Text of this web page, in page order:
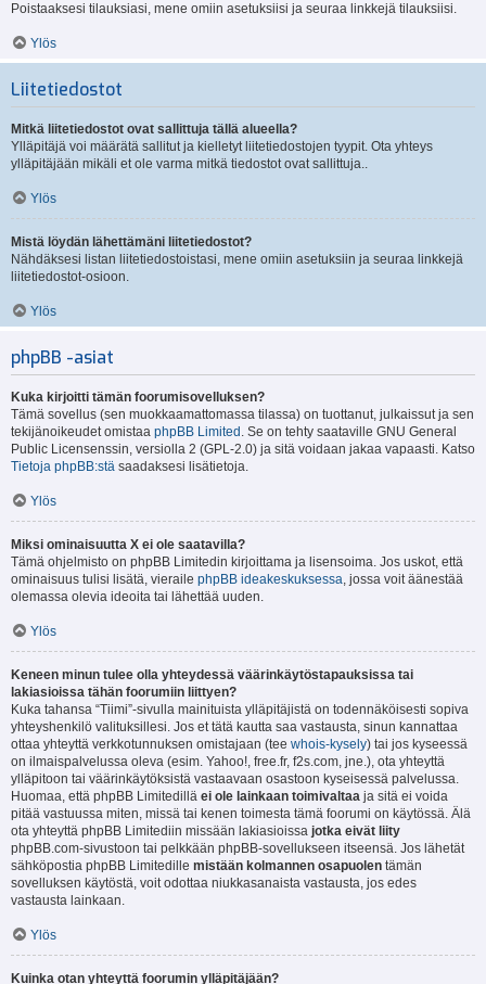
Poistaaksesi tilauksiasi, mene omiin asetuksiisi ja seuraa linkkejä tilauksiisi.
Ylös
Liitetiedostot
Mitkä liitetiedostot ovat sallittuja tällä alueella?
Ylläpitäjä voi määrätä sallitut ja kielletyt liitetiedostojen tyypit. Ota yhteys
ylläpitäjään mikäli et ole varma mitkä tiedostot ovat sallittuja..
Ylös
Mistä löydän lähettämäni liitetiedostot?
Nähdäksesi listan liitetiedostoistasi, mene omiin asetuksiin ja seuraa linkkejä
liitetiedostot-osioon.
Ylös
phpBB -asiat
Kuka kirjoitti tämän foorumisovelluksen?
Tämä sovellus (sen muokkaamattomassa tilassa) on tuottanut, julkaissut ja sen
tekijänoikeudet omistaa phpBB Limited . Se on tehty saataville GNU General
Public Licensenssin, versiolla 2 (GPL-2.0) ja sitä voidaan jakaa vapaasti. Katso
Tietoja phpBB:stä saadaksesi lisätietoja.
Ylös
Miksi ominaisuutta X ei ole saatavilla?
Tämä ohjelmisto on phpBB Limitedin kirjoittama ja lisensoima. Jos uskot, että
ominaisuus tulisi lisätä, vieraile phpBB ideakeskuksessa, jossa voit äänestää
olemassa olevia ideoita tai lähettää uuden.
Ylös
Keneen minun tulee olla yhteydessä väärinkäytöstapauksissa tai
lakiasioissa tähän foorumiin liittyen?
Kuka tahansa “Tiimi”-sivulla mainituista ylläpitäjistä on todennäköisesti sopiva
yhteyshenkilö valituksillesi. Jos et tätä kautta saa vastausta, sinun kannattaa
ottaa yhteyttä verkkotunnuksen omistajaan (tee whois-kysely) tai jos kyseessä
on ilmaispalvelussa oleva (esim. Yahoo!, free.fr, f2s.com, jne.), ota yhteyttä
ylläpitoon tai väärinkäytöksistä vastaavaan osastoon kyseisessä palvelussa.
Huomaa, että phpBB Limitedillä ei ole lainkaan toimivaltaa ja sitä ei voida
pitää vastuussa miten, missä tai kenen toimesta tämä foorumi on käytössä. Älä
ota yhteyttä phpBB Limitediin missään lakiasioissa jotka eivät liity
phpBB.com-sivustoon tai pelkkään phpBB-sovellukseen itseensä. Jos lähetät
sähköpostia phpBB Limitedille mistään kolmannen osapuolen tämän
sovelluksen käytöstä, voit odottaa niukkasanaista vastausta, jos edes
vastausta lainkaan.
Ylös
Kuinka otan yhteyttä foorumin ylläpitäjään?